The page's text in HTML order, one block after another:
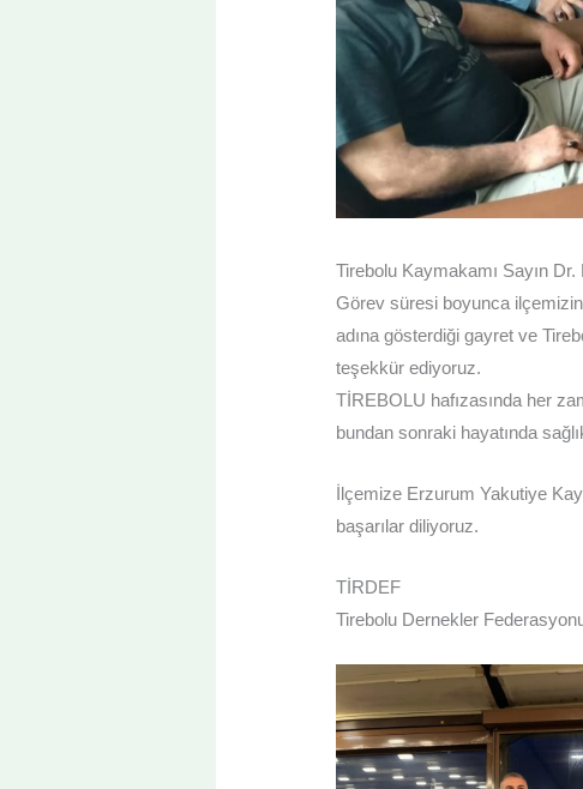
Tirebolu Kaymakamı Sayın
Görev süresi boyunca
adına gösterdiği gayret ve
teşekkür ediyoruz.
TİREBOLU hafızasında her
bundan sonraki hayatında
İlçemize Erzurum Yakutiye
başarılar diliyoruz.
TİRDEF
Tirebolu Dernekler